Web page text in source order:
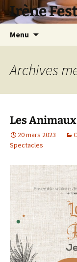
Aller
au Irène
Menu
Archives
Les
20 mars 2023
Spectacles